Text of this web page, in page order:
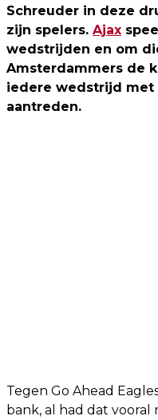
Schreuder in deze
zijn spelers. Ajax
wedstrijden en om
Amsterdammers de
iedere wedstrijd met
aantreden.
Tegen Go Ahead
bank, al had dat